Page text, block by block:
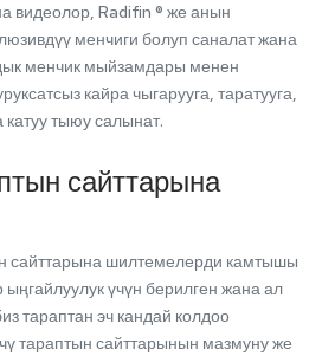
видеолор, Radifin ® же анын
менчиги болуп саналат жана
менчик мыйзамдары менен
кайра чыгарууга, таратууга,
катуу тыюу салынат.
сайттарына
сайттарына шилтемелерди камтышы
үчүн берилген жана ал
тараптан эч кандай колдоо
тараптын сайттарынын мазмуну же